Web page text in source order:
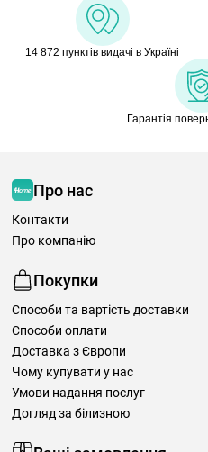
14 872 пунктів видачі в Україні
Гарантія
Про нас
Контакти
Про компанію
Покупки
Способи та вартість доставки
Способи оплати
Доставка з Європи
Чому купувати у нас
Умови надання послуг
Догляд за білизною